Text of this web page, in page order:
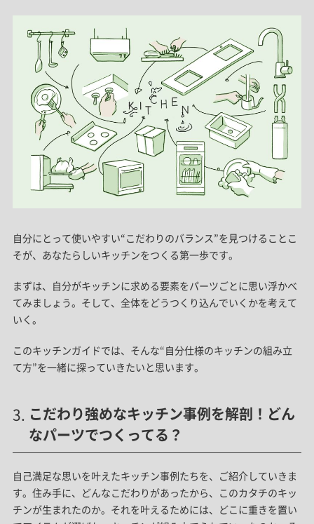
自分にとって使いやすい“こだわりのバランス”を見つけることこ
そが、あなたらしいキッチンをつくる第一歩です。
まずは、自分がキッチンに求める要素をパーツごとに思い浮かべ
てみましょう。そして、全体をどうつくり込んでいくかを考えて
いく。
このキッチンガイドでは、そんな“自分仕様のキッチンの組み立
て方”を一緒に探っていきたいと思います。
こだわり強めなキッチン事例を解剖！どん
なパーツでつくってる？
自己満足な思いを叶えたキッチン事例たちを、ご紹介していきま
す。住み手に、どんなこだわりがあったから、このカタチのキッ
チンが生まれたのか。それを叶えるためには、どこに重きを置い